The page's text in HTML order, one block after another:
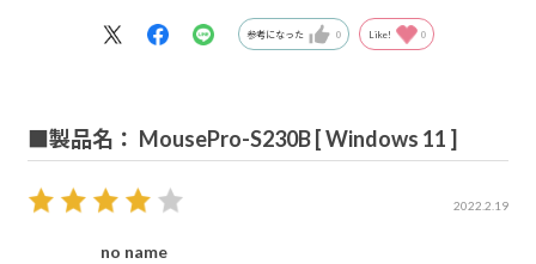
参考になった 0 Like! 0
■製品名： MousePro-S230B [ Windows 11 ]
2022.2.19
no name